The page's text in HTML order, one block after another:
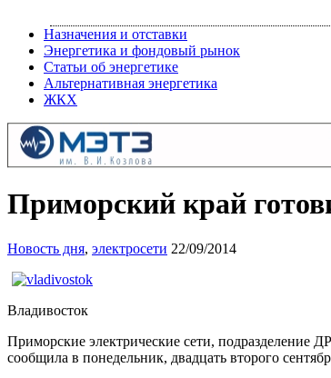
Назначения и отставки
Энергетика и фондовый рынок
Статьи об энергетике
Альтернативная энергетика
ЖКХ
Приморский край
Новость дня, электросети 22/09/2014
Владивосток
Приморские электрические сети, подразделение
сообщила в понедельник, двадцать второго